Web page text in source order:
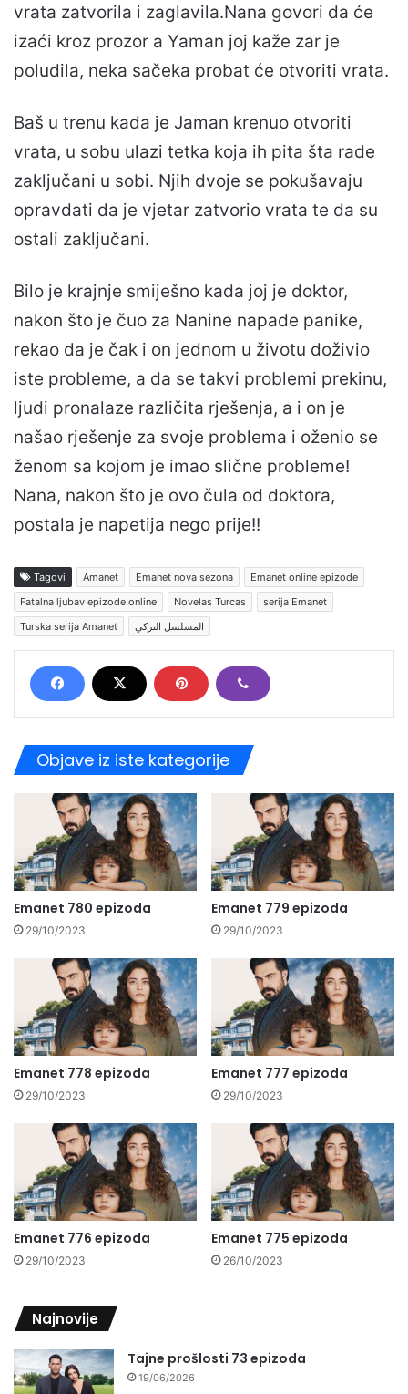
vrata zatvorila i zaglavila.Nana govori da će
izaći kroz prozor a Yaman joj kaže zar je
poludila, neka sačeka probat će otvoriti vrata.
Baš u trenu kada je Jaman krenuo otvoriti
vrata, u sobu ulazi tetka koja ih pita šta rade
zaključani u sobi. Njih dvoje se pokušavaju
opravdati da je vjetar zatvorio vrata te da su
ostali zaključani.
Bilo je krajnje smiješno kada joj je doktor,
nakon što je čuo za Nanine napade panike,
rekao da je čak i on jednom u životu doživio
iste probleme, a da se takvi problemi prekinu,
ljudi pronalaze različita rješenja, a i on je
našao rješenje za svoje problema i oženio se
ženom sa kojom je imao slične probleme!
Nana, nakon što je ovo čula od doktora,
postala je napetija nego prije!!
Tagovi Amanet Emanet nova sezona
Emanet online epizode
Fatalna ljubav epizode online
Novelas Turcas
serija Emanet
Turska serija Amanet
المسلسل التركي
Objave iz iste kategorije
Emanet 780 epizoda
29/10/2023
Emanet 779 epizoda
29/10/2023
Emanet 778 epizoda
29/10/2023
Emanet 777 epizoda
29/10/2023
Emanet 776 epizoda
29/10/2023
Emanet 775 epizoda
26/10/2023
Najnovije
Tajne prošlosti 73 epizoda
19/06/2026